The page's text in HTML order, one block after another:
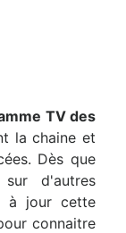
TV des
la chaine et
Dès que
d'autres
à jour cette
connaitre